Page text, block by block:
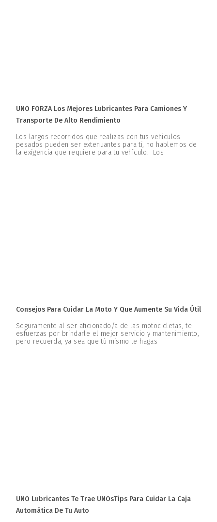
UNO FORZA Los Mejores Lubricantes Para Camiones Y
Transporte De Alto Rendimiento
Los largos recorridos que realizas con tus vehículos
pesados pueden ser extenuantes para ti, no hablemos de
la exigencia que requiere para tu vehículo. Los
Consejos Para Cuidar La Moto Y Que Aumente Su Vida Útil
Seguramente al ser aficionado/a de las motocicletas, te
esfuerzas por brindarle el mejor servicio y mantenimiento,
pero recuerda, ya sea que tú mismo le hagas
UNO Lubricantes Te Trae UNOsTips Para Cuidar La Caja
Automática De Tu Auto